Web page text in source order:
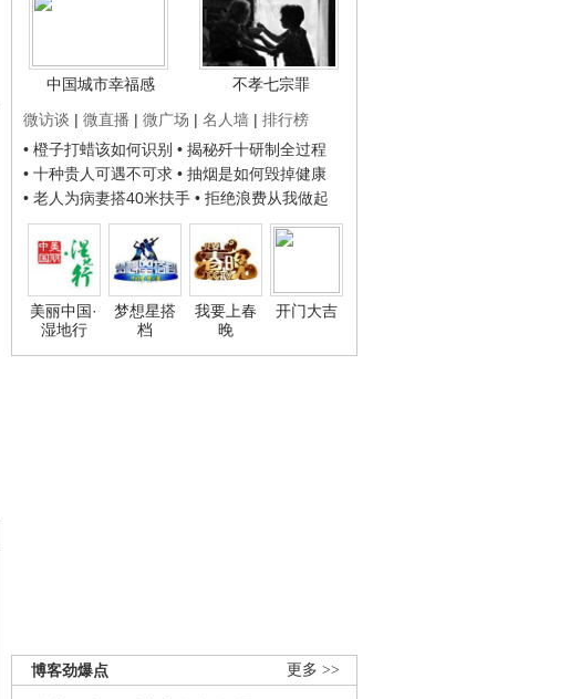
中国城市幸福感
不孝七宗罪
微访谈 | 微直播 | 微广场 | 名人墙 | 排行榜
• 橙子打蜡该如何识别 • 揭秘歼十研制全过程
• 十种贵人可遇不可求 • 抽烟是如何毁掉健康
• 老人为病妻搭40米扶手 • 拒绝浪费从我做起
美丽中国·
湿地行
梦想星搭
档
我要上春
晚
开门大吉
更多 >>
博客劲爆点